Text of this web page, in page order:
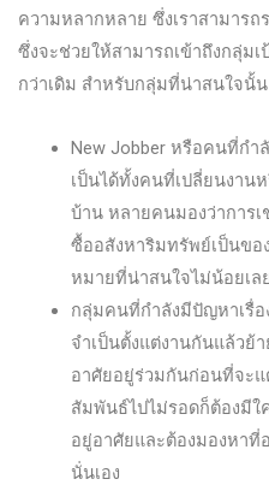
ความหลากหลาย ซึ่งเราสามารถ
ซึ่งจะช่วยให้สามารถเข้าถึงกลุ่ม
กว่าเดิม สำหรับกลุ่มที่น่าสนใจนั้
New Jobber หรือคนที่กำ
เป็นได้ทั้งคนที่เปลี่ยนงาน
บ้าน หลายคนมองว่าการ
ซื้ออสังหาริมทรัพย์เป็นขอ
หมายที่น่าสนใจไม่น้อยเล
กลุ่มคนที่กำลังมีปัญหาเรื่
จำเป็นตั้งแต่งานกันแล้วย้
อาศัยอยู่ร่วมกันก่อนที่จะแ
สัมพันธ์ไปไม่รอดก็ต้องมี
อยู่อาศัยและต้องมองหาที่
นั่นเอง